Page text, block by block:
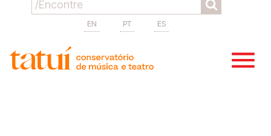
EN PT ES